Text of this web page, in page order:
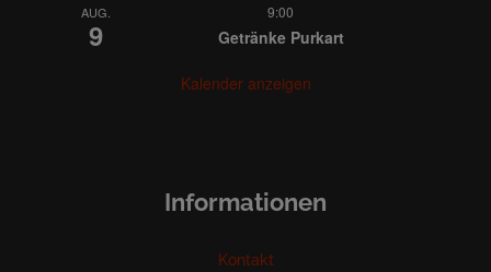
AUG.
9
9:00
Getränke Purkart
Kalender anzeigen
Informationen
Kontakt